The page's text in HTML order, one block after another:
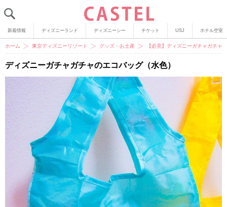
新着情報 ディズニーランド ディズニーシー チケット USJ ホテル空室
ホーム 東京ディズニーリゾート グッズ・お土産 【必見】ディズニーガチャガチャ
ディズニーガチャガチャのエコバッグ（水色）